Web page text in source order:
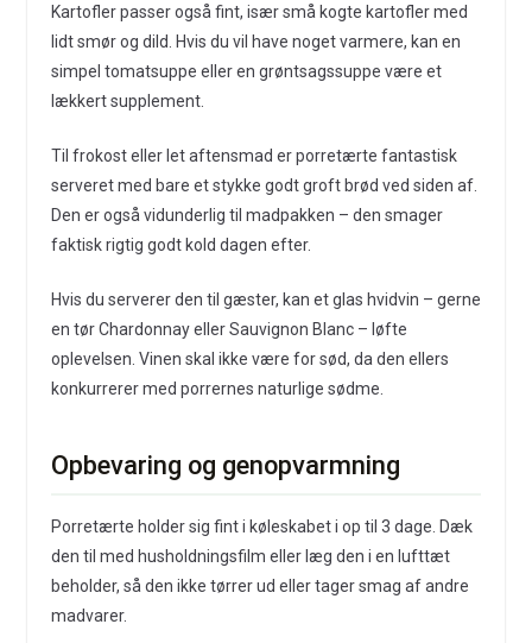
Kartofler passer også fint, især små kogte kartofler med
lidt smør og dild. Hvis du vil have noget varmere, kan en
simpel tomatsuppe eller en grøntsagssuppe være et
lækkert supplement.
Til frokost eller let aftensmad er porretærte fantastisk
serveret med bare et stykke godt groft brød ved siden af.
Den er også vidunderlig til madpakken – den smager
faktisk rigtig godt kold dagen efter.
Hvis du serverer den til gæster, kan et glas hvidvin – gerne
en tør Chardonnay eller Sauvignon Blanc – løfte
oplevelsen. Vinen skal ikke være for sød, da den ellers
konkurrerer med porrernes naturlige sødme.
Opbevaring og genopvarmning
Porretærte holder sig fint i køleskabet i op til 3 dage. Dæk
den til med husholdningsfilm eller læg den i en lufttæt
beholder, så den ikke tørrer ud eller tager smag af andre
madvarer.